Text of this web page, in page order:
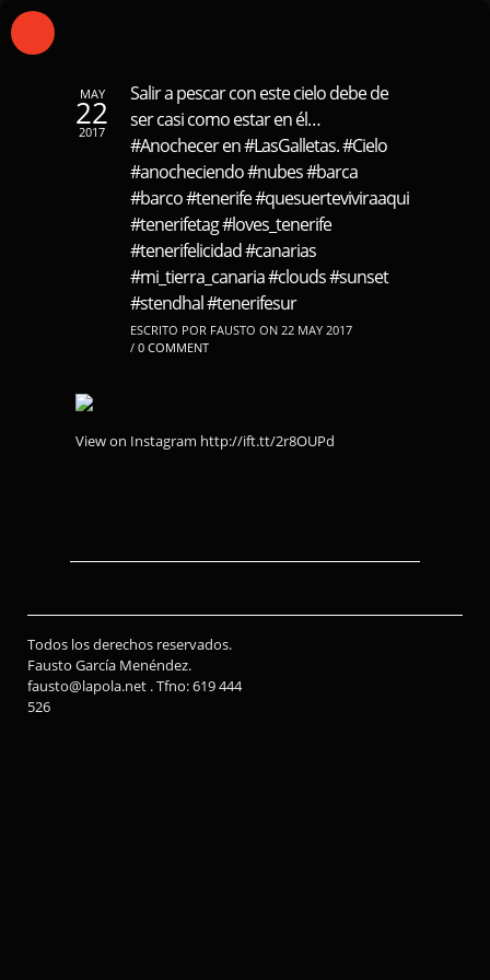
MAY
22
2017
Salir a pescar con este cielo debe de
ser casi como estar en él…
#Anochecer en #LasGalletas. #Cielo
#anocheciendo #nubes #barca
#barco #tenerife #quesuerteviviraaqui
#tenerifetag #loves_tenerife
#tenerifelicidad #canarias
#mi_tierra_canaria #clouds #sunset
#stendhal #tenerifesur
ESCRITO POR FAUSTO ON 22 MAY 2017
/ 0 COMMENT
View on Instagram http://ift.tt/2r8OUPd
Todos los derechos reservados.
Fausto García Menéndez.
fausto@lapola.net . Tfno: 619 444
526